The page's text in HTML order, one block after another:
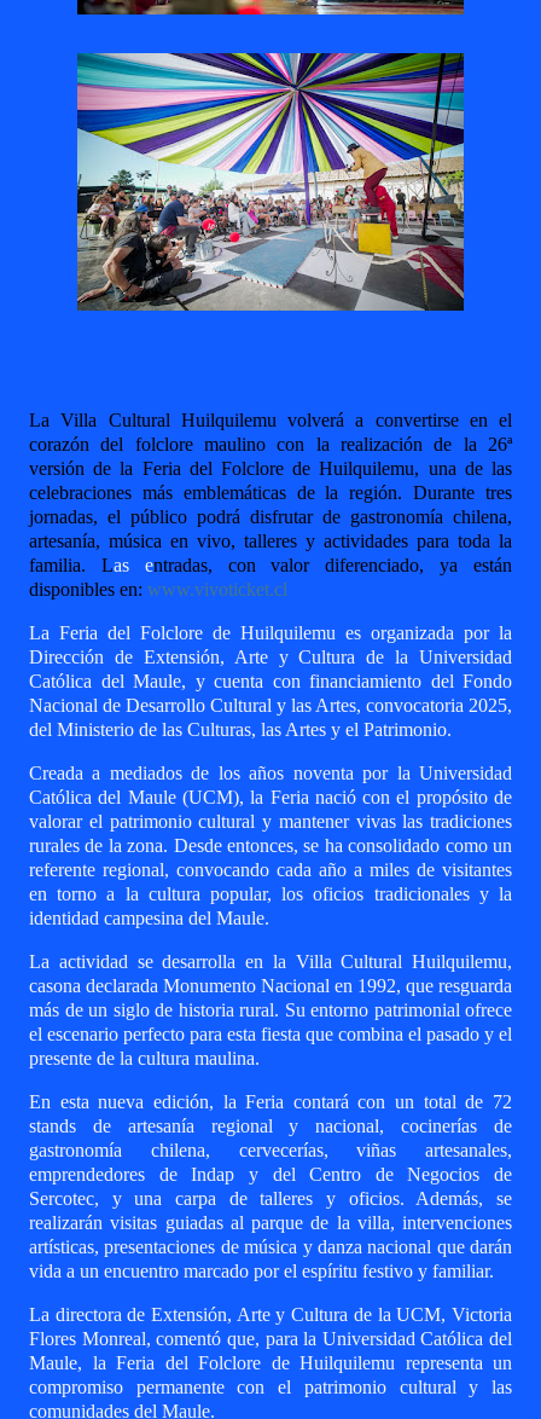
La Villa Cultural Huilquilemu volverá a convertirse en el
corazón del folclore maulino con la realización de la 26ª
versión de la Feria del Folclore de Huilquilemu, una de las
celebraciones más emblemáticas de la región. Durante tres
jornadas, el público podrá disfrutar de gastronomía chilena,
artesanía, música en vivo, talleres y actividades para toda la
familia. Las entradas, con valor diferenciado, ya están
disponibles en: www.vivoticket.cl
La Feria del Folclore de Huilquilemu es organizada por la
Dirección de Extensión, Arte y Cultura de la Universidad
Católica del Maule, y cuenta con financiamiento del Fondo
Nacional de Desarrollo Cultural y las Artes, convocatoria 2025,
del Ministerio de las Culturas, las Artes y el Patrimonio.
Creada a mediados de los años noventa por la Universidad
Católica del Maule (UCM), la Feria nació con el propósito de
valorar el patrimonio cultural y mantener vivas las tradiciones
rurales de la zona. Desde entonces, se ha consolidado como un
referente regional, convocando cada año a miles de visitantes
en torno a la cultura popular, los oficios tradicionales y la
identidad campesina del Maule.
La actividad se desarrolla en la Villa Cultural Huilquilemu,
casona declarada Monumento Nacional en 1992, que resguarda
más de un siglo de historia rural. Su entorno patrimonial ofrece
el escenario perfecto para esta fiesta que combina el pasado y el
presente de la cultura maulina.
En esta nueva edición, la Feria contará con un total de 72
stands de artesanía regional y nacional, cocinerías de
gastronomía chilena, cervecerías, viñas artesanales,
emprendedores de Indap y del Centro de Negocios de
Sercotec, y una carpa de talleres y oficios. Además, se
realizarán visitas guiadas al parque de la villa, intervenciones
artísticas, presentaciones de música y danza nacional que darán
vida a un encuentro marcado por el espíritu festivo y familiar.
La directora de Extensión, Arte y Cultura de la UCM, Victoria
Flores Monreal, comentó que, para la Universidad Católica del
Maule, la Feria del Folclore de Huilquilemu representa un
compromiso permanente con el patrimonio cultural y las
comunidades del Maule.